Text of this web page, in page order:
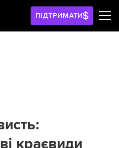
ПІДТРИМАТИ
краєвиди